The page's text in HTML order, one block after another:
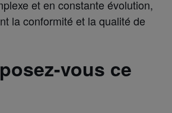
et en constante évolution,
la conformité et la qualité de
vous ce